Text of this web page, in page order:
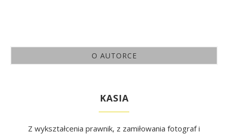
O AUTORCE
KASIA
Z wykształcenia prawnik, z zamiłowania fotograf i